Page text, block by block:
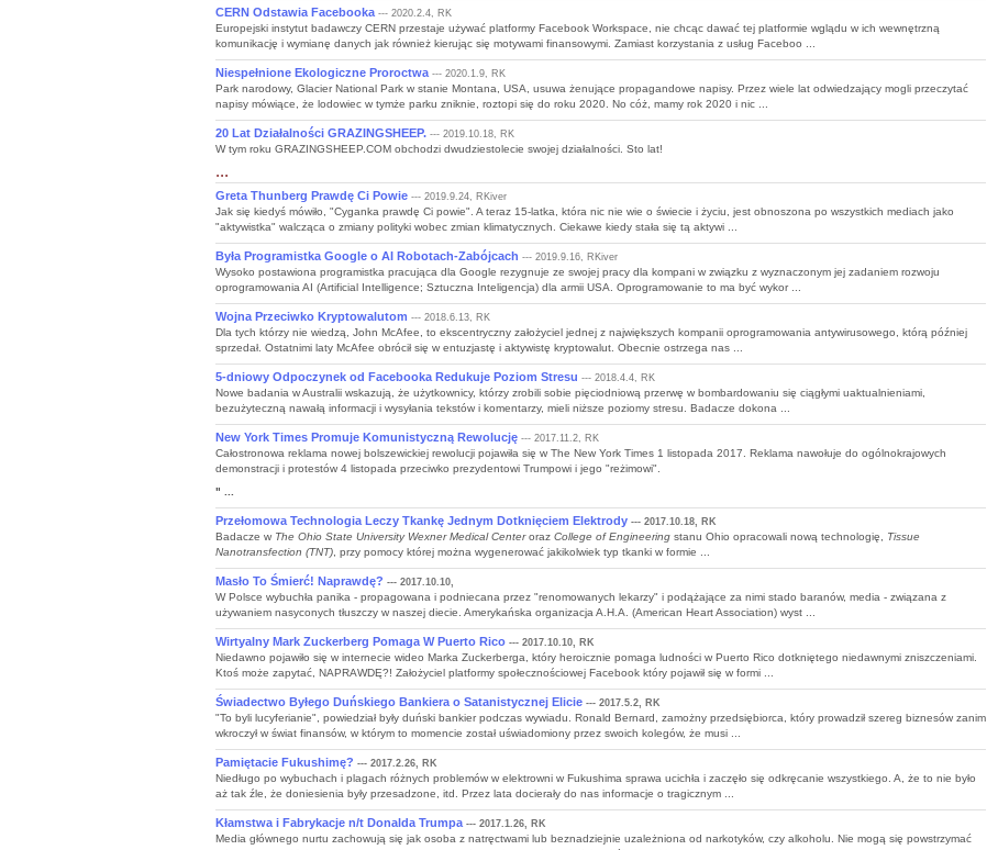
CERN Odstawia Facebooka--- 2020.2.4, RK
Europejski instytut badawczy CERN przestaje używać platformy Facebook Workspace, nie chcąc dawać tej platformie wglądu w ich wewnętrzną
komunikację i wymianę danych jak również kierując się motywami finansowymi. Zamiast korzystania z usług Faceboo ...
Niespełnione Ekologiczne Proroctwa--- 2020.1.9, RK
Park narodowy, Glacier National Park w stanie Montana, USA, usuwa żenujące propagandowe napisy. Przez wiele lat odwiedzający mogli przeczytać
napisy mówiące, że lodowiec w tymże parku zniknie, roztopi się do roku 2020. No cóż, mamy rok 2020 i nic ...
20 Lat Działalności GRAZINGSHEEP. --- 2019.10.18, RK
W tym roku GRAZINGSHEEP.COM obchodzi dwudziestolecie swojej działalności. Sto lat!
...
Greta Thunberg Prawdę Ci Powie --- 2019.9.24, RKiver
Jak się kiedyś mówiło, "Cyganka prawdę Ci powie". A teraz 15-latka, która nic nie wie o świecie i życiu, jest obnoszona po wszystkich mediach jako
"aktywistka" walcząca o zmiany polityki wobec zmian klimatycznych. Ciekawe kiedy stała się tą aktywi ...
Była Programistka Google o AI Robotach-Zabójcach --- 2019.9.16, RKiver
Wysoko postawiona programistka pracująca dla Google rezygnuje ze swojej pracy dla kompani w związku z wyznaczonym jej zadaniem rozwoju
oprogramowania AI (Artificial Intelligence; Sztuczna Inteligencja) dla armii USA. Oprogramowanie to ma być wykor ...
Wojna Przeciwko Kryptowalutom --- 2018.6.13, RK
Dla tych którzy nie wiedzą, John McAfee, to ekscentryczny założyciel jednej z największych kompanii oprogramowania antywirusowego, którą później
sprzedał. Ostatnimi laty McAfee obrócił się w entuzjastę i aktywistę kryptowalut. Obecnie ostrzega nas ...
5-dniowy Odpoczynek od Facebooka Redukuje Poziom Stresu --- 2018.4.4, RK
Nowe badania w Australii wskazują, że użytkownicy, którzy zrobili sobie pięciodniową przerwę w bombardowaniu się ciągłymi uaktualnieniami,
bezużyteczną nawałą informacji i wysyłania tekstów i komentarzy, mieli niższe poziomy stresu. Badacze dokona ...
New York Times Promuje Komunistyczną Rewolucję --- 2017.11.2, RK
Całostronowa reklama nowej bolszewickiej rewolucji pojawiła się w The New York Times 1 listopada 2017. Reklama nawołuje do ogólnokrajowych
demonstracji i protestów 4 listopada przeciwko prezydentowi Trumpowi i jego "reżimowi".
" ...
Przełomowa Technologia Leczy Tkankę Jednym Dotknięciem Elektrody --- 2017.10.18, RK
Badacze w The Ohio State University Wexner Medical Centeroraz College of Engineering stanu Ohio opracowali nową technologię, Tissue
Nanotransfection (TNT), przy pomocy której można wygenerować jakikolwiek typ tkanki w formie ...
Masło To Śmierć! Naprawdę? --- 2017.10.10,
W Polsce wybuchła panika - propagowana i podniecana przez "renomowanych lekarzy" i podążające za nimi stado baranów, media - związana z
używaniem nasyconych tłuszczy w naszej diecie. Amerykańska organizacja A.H.A. (American Heart Association) wyst ...
Wirtyalny Mark Zuckerberg Pomaga W Puerto Rico --- 2017.10.10, RK
Niedawno pojawiło się w internecie wideo Marka Zuckerberga, który heroicznie pomaga ludności w Puerto Rico dotkniętego niedawnymi zniszczeniami.
Ktoś może zapytać, NAPRAWDĘ?! Założyciel platformy społecznościowej Facebook który pojawił się w formi ...
Świadectwo Byłego Duńskiego Bankiera o Satanistycznej Elicie --- 2017.5.2, RK
"To byli lucyferianie", powiedział były duński bankier podczas wywiadu. Ronald Bernard, zamożny przedsiębiorca, który prowadził szereg biznesów zanim
wkroczył w świat finansów, w którym to momencie został uświadomiony przez swoich kolegów, że musi ...
Pamiętacie Fukushimę? --- 2017.2.26, RK
Niedługo po wybuchach i plagach różnych problemów w elektrowni w Fukushima sprawa ucichła i zaczęło się odkręcanie wszystkiego. A, że to nie było
aż tak źle, że doniesienia były przesadzone, itd. Przez lata docierały do nas informacje o tragicznym ...
Kłamstwa i Fabrykacje n/t Donalda Trumpa--- 2017.1.26, RK
Media głównego nurtu zachowują się jak osoba z natręctwami lub beznadziejnie uzależniona od narkotyków, czy alkoholu. Nie mogą się powstrzymać